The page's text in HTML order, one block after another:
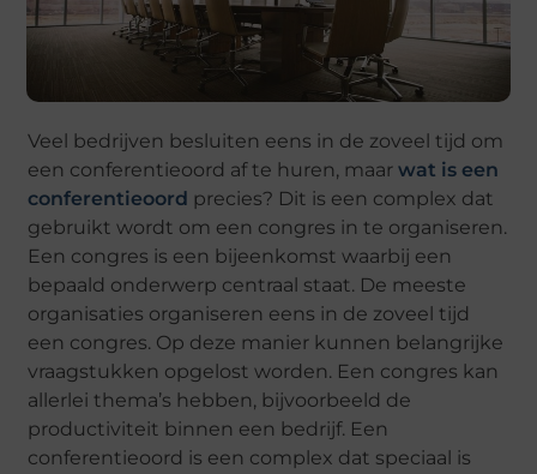
Veel bedrijven besluiten eens in de zoveel tijd om
een conferentieoord af te huren, maarwat is een
conferentieoord precies? Dit is een complex dat
gebruikt wordt om een congres in te organiseren.
Een congres is een bijeenkomst waarbij een
bepaald onderwerp centraal staat. De meeste
organisaties organiseren eens in de zoveel tijd
een congres. Op deze manier kunnen belangrijke
vraagstukken opgelost worden. Een congres kan
allerlei thema’s hebben, bijvoorbeeld de
productiviteit binnen een bedrijf. Een
conferentieoord is een complex dat speciaal is